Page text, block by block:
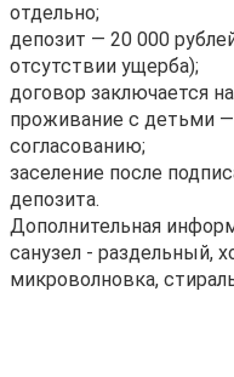
отдельно;
депозит — 20 000
отсутствии ущерба);
договор заключается
проживание с детьми
согласованию;
заселение после
депозита.
Дополнительная
санузел - раздельный,
микроволновка,